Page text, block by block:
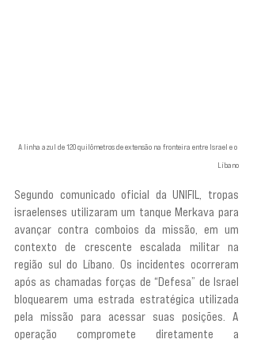
A linha azul de 120 quilômetros de extensão na fronteira entre Israel e o
Líbano
Segundo comunicado oficial da UNIFIL, tropas
israelenses utilizaram um tanque Merkava para
avançar contra comboios da missão, em um
contexto de crescente escalada militar na
região sul do Líbano. Os incidentes ocorreram
após as chamadas forças de “Defesa” de Israel
bloquearem uma estrada estratégica utilizada
pela missão para acessar suas posições. A
operação compromete diretamente a